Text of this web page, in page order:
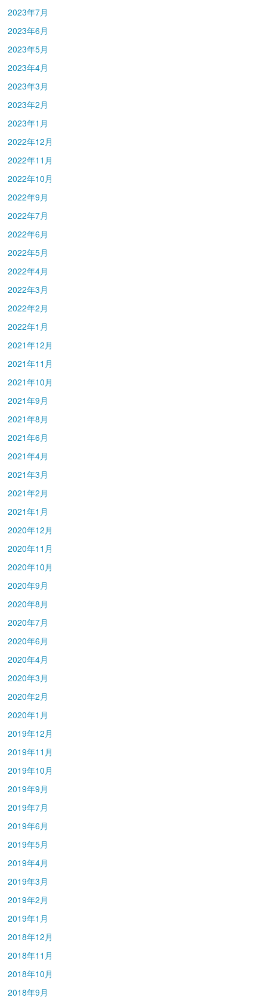
2023年7月
2023年6月
2023年5月
2023年4月
2023年3月
2023年2月
2023年1月
2022年12月
2022年11月
2022年10月
2022年9月
2022年7月
2022年6月
2022年5月
2022年4月
2022年3月
2022年2月
2022年1月
2021年12月
2021年11月
2021年10月
2021年9月
2021年8月
2021年6月
2021年4月
2021年3月
2021年2月
2021年1月
2020年12月
2020年11月
2020年10月
2020年9月
2020年8月
2020年7月
2020年6月
2020年4月
2020年3月
2020年2月
2020年1月
2019年12月
2019年11月
2019年10月
2019年9月
2019年7月
2019年6月
2019年5月
2019年4月
2019年3月
2019年2月
2019年1月
2018年12月
2018年11月
2018年10月
2018年9月